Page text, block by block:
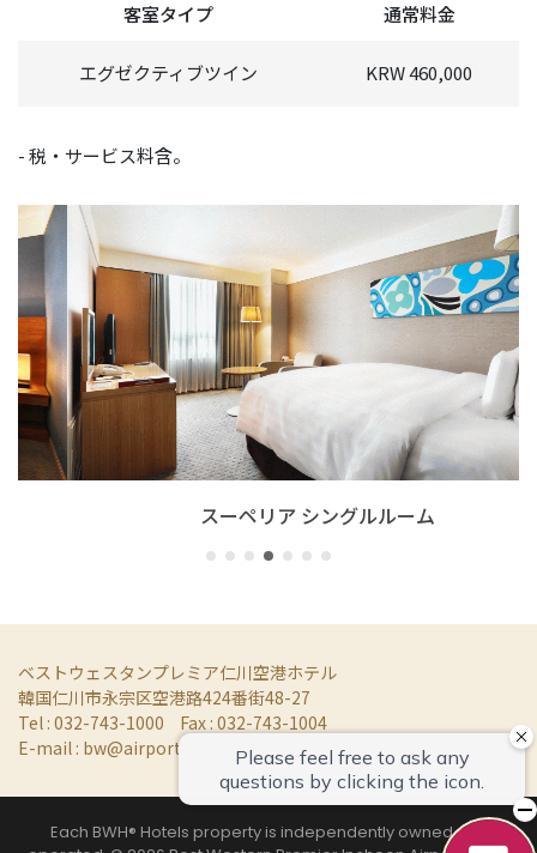
客室タイプ 通常料金
エグゼクティブツイン KRW 460,000
- 税・サービス料含。
スーペリア シングルルーム
ベストウェスタンプレミア仁川空港ホテル
韓国仁川市永宗区空港路424番街48-27
Tel : 032-743-1000
Fax : 032-743-1004
E-mail : bw@airporthotel.co.kr
Each BWH® Hotels property is independently owned and